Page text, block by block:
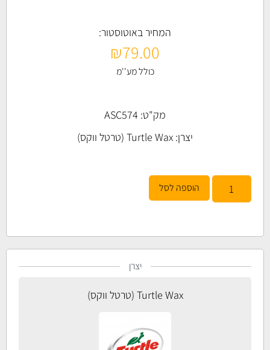
המחיר באוטוסטור:
₪79.00
כולל מע''מ
מק"ט: ASC574
יצרן: Turtle Wax (טרטל ווקס)
הוספה לסל
יצרן
Turtle Wax (טרטל ווקס)